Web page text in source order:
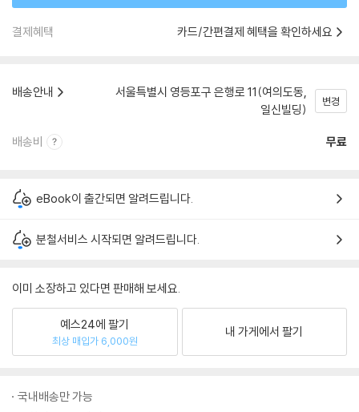
결제혜택 카드/간편결제 혜택을 확인하세요
배송안내
서울특별시 영등포구 은행로 11(여의도동,
일신빌딩)
변경
배송비 무료
eBook이 출간되면 알려드립니다.
분철서비스 시작되면 알려드립니다.
이미 소장하고 있다면 판매해 보세요.
예스24에 팔기
최상 매입가 6,000원
내 가게에서 팔기
국내배송만 가능